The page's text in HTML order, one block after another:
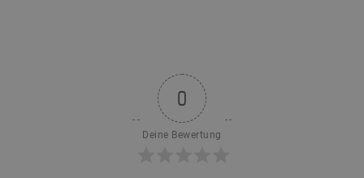
0
Deine Bewertung